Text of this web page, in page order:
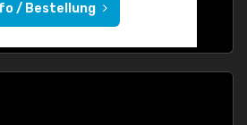
/ Bestellung